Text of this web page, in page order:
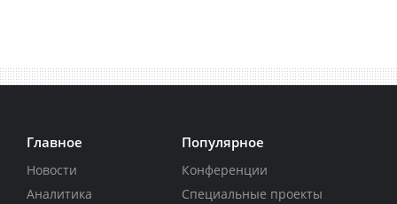
Главное
Новости
Аналитика
Популярное
Конференции
Специальные проекты